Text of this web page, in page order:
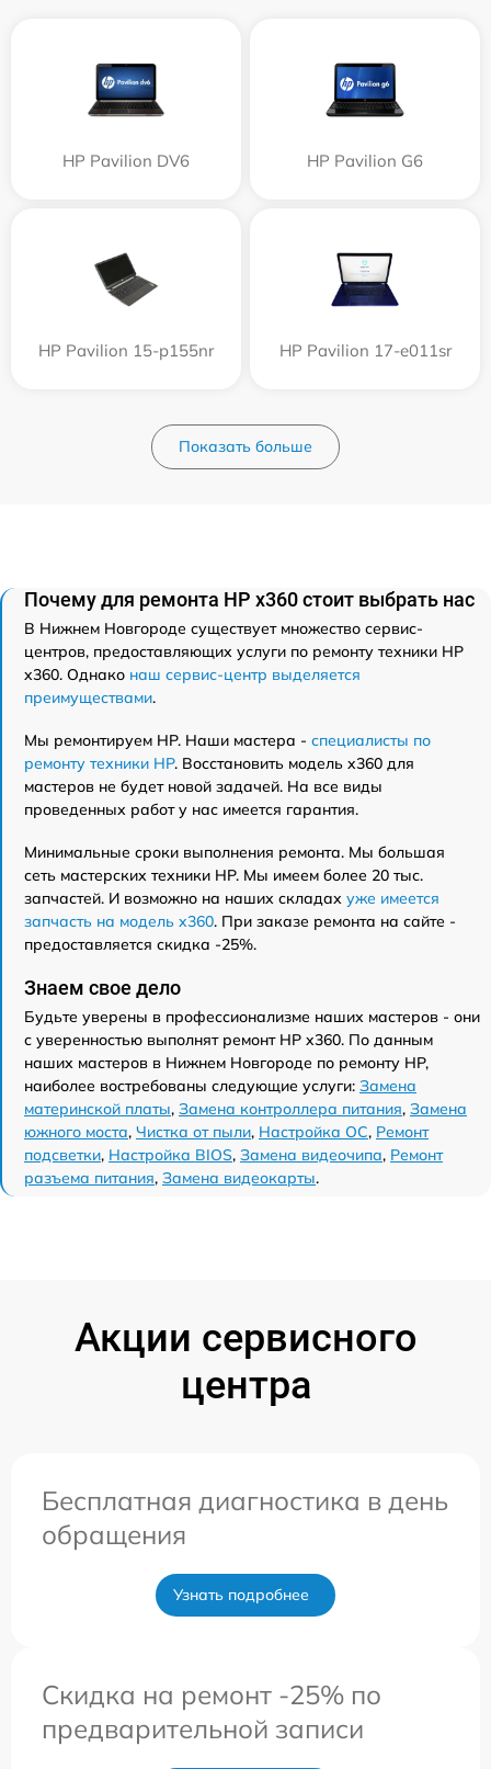
HP Pavilion DV6 HP Pavilion G6
HP Pavilion 15-p155nr HP Pavilion 17-e011sr
Показать больше
Почему для ремонта HP x360 стоит выбрать нас
В Нижнем Новгороде существует множество сервис-
центров, предоставляющих услуги по ремонту техники HP
x360. Однако наш сервис-центр выделяется
преимуществами.
Мы ремонтируем HP. Наши мастера - специалисты по
ремонту техники HP. Восстановить модель x360 для
мастеров не будет новой задачей. На все виды
проведенных работ у нас имеется гарантия.
Минимальные сроки выполнения ремонта. Мы большая
сеть мастерских техники HP. Мы имеем более 20 тыс.
запчастей. И возможно на наших складах уже имеется
запчасть на модель x360. При заказе ремонта на сайте -
предоставляется скидка -25%.
Знаем свое дело
Будьте уверены в профессионализме наших мастеров - они
с уверенностью выполнят ремонт HP x360. По данным
наших мастеров в Нижнем Новгороде по ремонту HP,
наиболее востребованы следующие услуги: Замена
материнской платы, Замена контроллера питания, Замена
южного моста, Чистка от пыли, Настройка ОС, Ремонт
подсветки, Настройка BIOS, Замена видеочипа, Ремонт
разъема питания, Замена видеокарты.
Акции сервисного
центра
Бесплатная диагностика в день
обращения
Узнать подробнее
Скидка на ремонт -25% по
предварительной записи